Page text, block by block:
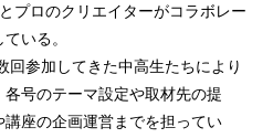
プロのクリエイターがコラボレー
いる。
回参加してきた中高生たちにより
各号のテーマ設定や取材先の提
座の企画運営までを担ってい